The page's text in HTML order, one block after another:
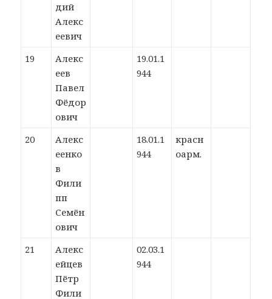
дий
Алекс
еевич
19
Алекс
еев
Павел
Фёдор
ович
19.01.1
944
20
Алекс
еенко
в
Фили
пп
Семён
ович
18.01.1
944
красн
оарм.
21
Алекс
ейцев
Пётр
Фили
02.03.1
944